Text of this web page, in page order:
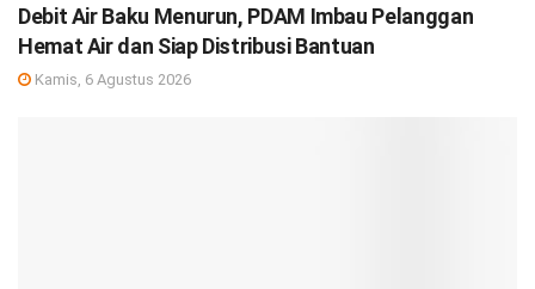
Debit Air Baku Menurun, PDAM Imbau Pelanggan
Hemat Air dan Siap Distribusi Bantuan
Kamis, 6 Agustus 2026